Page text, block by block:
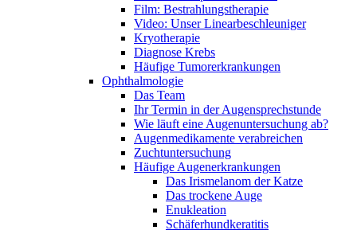
Film: Bestrahlungstherapie
Video: Unser Linearbeschleuniger
Kryotherapie
Diagnose Krebs
Häufige Tumorerkrankungen
Ophthalmologie
Das Team
Ihr Termin in der Augensprechstunde
Wie läuft eine Augenuntersuchung ab?
Augenmedikamente verabreichen
Zuchtuntersuchung
Häufige Augenerkrankungen
Das Irismelanom der Katze
Das trockene Auge
Enukleation
Schäferhundkeratitis